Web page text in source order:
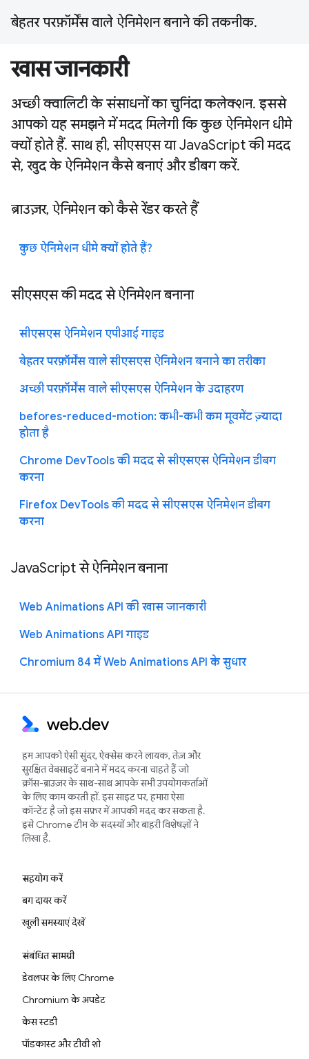
बेहतर परफ़ॉर्मेंस वाले ऐनिमेशन बनाने की तकनीक.
खास जानकारी
अच्छी क्वालिटी के संसाधनों का चुनिंदा कलेक्शन. इससे
आपको यह समझने में मदद मिलेगी कि कुछ ऐनिमेशन धीमे
क्यों होते हैं. साथ ही, सीएसएस या JavaScript की मदद
से, खुद के ऐनिमेशन कैसे बनाएं और डीबग करें.
ब्राउज़र, ऐनिमेशन को कैसे रेंडर करते हैं
कुछ ऐनिमेशन धीमे क्यों होते हैं?
सीएसएस की मदद से ऐनिमेशन बनाना
सीएसएस ऐनिमेशन एपीआई गाइड
बेहतर परफ़ॉर्मेंस वाले सीएसएस ऐनिमेशन बनाने का तरीका
अच्छी परफ़ॉर्मेंस वाले सीएसएस ऐनिमेशन के उदाहरण
befores-reduced-motion: कभी-कभी कम मूवमेंट ज़्यादा
होता है
Chrome DevTools की मदद से सीएसएस ऐनिमेशन डीबग
करना
Firefox DevTools की मदद से सीएसएस ऐनिमेशन डीबग
करना
JavaScript से ऐनिमेशन बनाना
Web Animations API की खास जानकारी
Web Animations API गाइड
Chromium 84 में Web Animations API के सुधार
हम आपको ऐसी सुंदर, ऐक्सेस करने लायक, तेज़ और
सुरक्षित वेबसाइटें बनाने में मदद करना चाहते हैं जो
क्रॉस-ब्राउज़र के साथ-साथ आपके सभी उपयोगकर्ताओं
के लिए काम करती हों. इस साइट पर, हमारा ऐसा
कॉन्टेंट है जो इस सफ़र में आपकी मदद कर सकता है.
इसे Chrome टीम के सदस्यों और बाहरी विशेषज्ञों ने
लिखा है.
सहयोग करें
बग दायर करें
खुली समस्याएं देखें
संबंधित सामग्री
डेवलपर के लिए Chrome
Chromium के अपडेट
केस स्टडी
पॉडकास्ट और टीवी शो